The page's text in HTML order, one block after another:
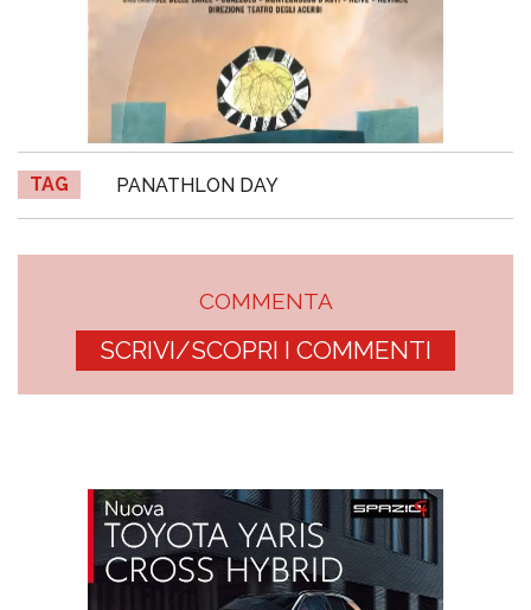
TAG PANATHLON DAY
COMMENTA
SCRIVI/SCOPRI I COMMENTI